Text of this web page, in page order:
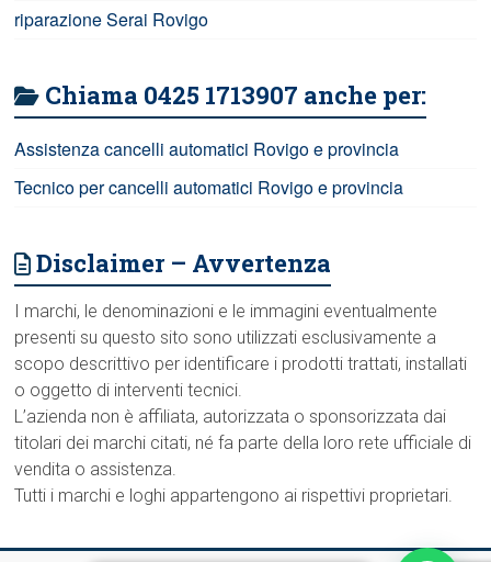
riparazione Serai Rovigo
Chiama 0425 1713907 anche per:
Assistenza cancelli automatici Rovigo e provincia
Tecnico per cancelli automatici Rovigo e provincia
Disclaimer – Avvertenza
I marchi, le denominazioni e le immagini eventualmente
presenti su questo sito sono utilizzati esclusivamente a
scopo descrittivo per identificare i prodotti trattati, installati
o oggetto di interventi tecnici.
L’azienda non è affiliata, autorizzata o sponsorizzata dai
titolari dei marchi citati, né fa parte della loro rete ufficiale di
vendita o assistenza.
Tutti i marchi e loghi appartengono ai rispettivi proprietari.